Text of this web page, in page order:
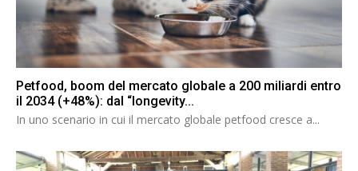
Petfood, boom del mercato globale a 200 miliardi entro
il 2034 (+48%): dal “longevity...
In uno scenario in cui il mercato globale petfood cresce a...